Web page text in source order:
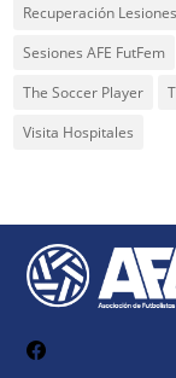
Recuperación Lesiones
Sesiones AFE FutFem
The Soccer Player
Visita Hospitales